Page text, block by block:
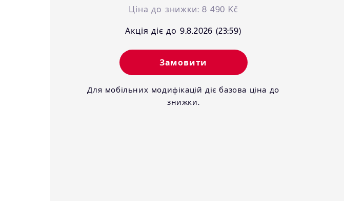
Ціна до знижки:8 490 Kč
Акція діє до 9.8.2026 (23:59)
Замовити
Для мобільних модифікацій діє базова ціна до
знижки.